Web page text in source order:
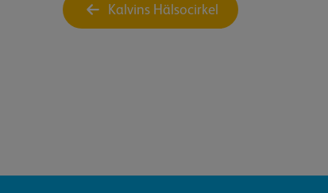
Kalvins Hälsocirkel